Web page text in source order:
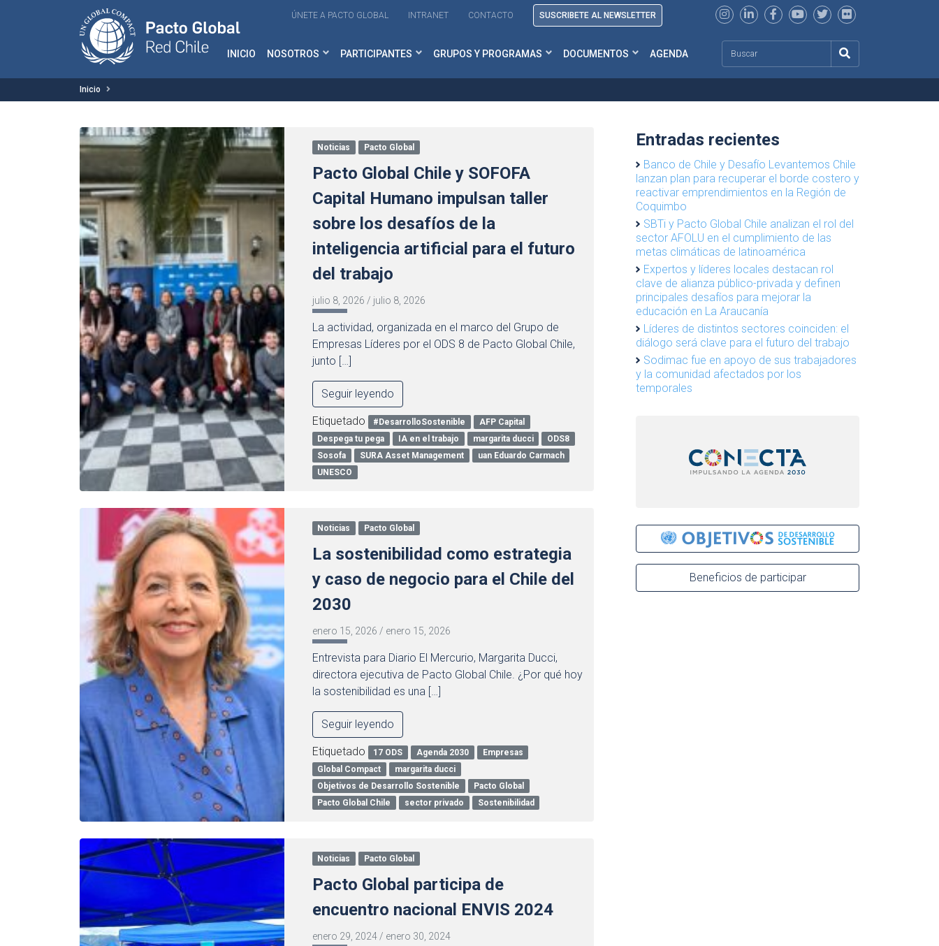
ÚNETE A PACTO GLOBAL INTRANET CONTACTO SUSCRIBETE AL NEWSLETTER
INICIO NOSOTROS PARTICIPANTES GRUPOS Y PROGRAMAS DOCUMENTOS AGENDA
Inicio
Noticias Pacto Global
Pacto Global Chile y SOFOFA
Capital Humano impulsan taller
sobre los desafíos de la
inteligencia artificial para el futuro
del trabajo
julio 8, 2026 / julio 8, 2026
La actividad, organizada en el marco del Grupo de
Empresas Líderes por el ODS 8 de Pacto Global Chile,
junto […]
Seguir leyendo
Etiquetado #DesarrolloSostenible
AFP Capital
Despega tu pega
IA en el trabajo margarita ducci
ODS8
Sosofa
SURA Asset Management
uan Eduardo Carmach
UNESCO
Noticias Pacto Global
La sostenibilidad como estrategia
y caso de negocio para el Chile del
2030
enero 15, 2026 / enero 15, 2026
Entrevista para Diario El Mercurio, Margarita Ducci,
directora ejecutiva de Pacto Global Chile. ¿Por qué hoy
la sostenibilidad es una […]
Seguir leyendo
Etiquetado 17 ODS Agenda 2030
Empresas
Global Compact
margarita ducci
Objetivos de Desarrollo Sostenible
Pacto Global
Pacto Global Chile
sector privado Sostenibilidad
Noticias Pacto Global
Pacto Global participa de
encuentro nacional ENVIS 2024
enero 29, 2024 / enero 30, 2024
Entradas recientes
Banco de Chile y Desafío Levantemos Chile
lanzan plan para recuperar el borde costero y
reactivar emprendimientos en la Región de
Coquimbo
SBTi y Pacto Global Chile analizan el rol del
sector AFOLU en el cumplimiento de las
metas climáticas de latinoamérica
Expertos y líderes locales destacan rol
clave de alianza público-privada y definen
principales desafíos para mejorar la
educación en La Araucanía
Líderes de distintos sectores coinciden: el
diálogo será clave para el futuro del trabajo
Sodimac fue en apoyo de sus trabajadores
y la comunidad afectados por los
temporales
Beneficios de participar